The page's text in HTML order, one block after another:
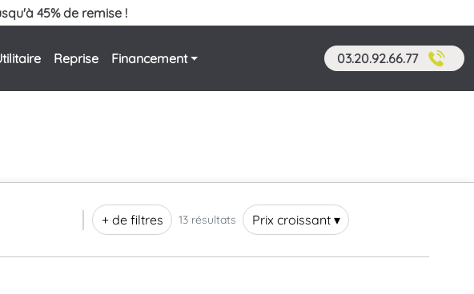
45% de remise !
Reprise Financement 03.20.92.66.77
+ de filtres 13 résultats Prix croissant ▾